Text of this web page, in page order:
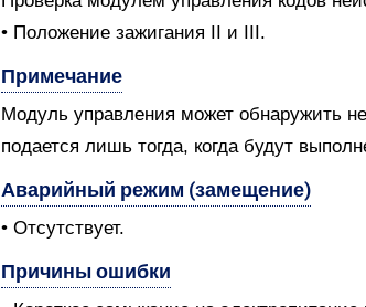
• Положение зажигания II и III.
Примечание
Модуль управления может обнаружить
подается лишь тогда, когда будут
Аварийный режим (замещение)
• Отсутствует.
Причины ошибки